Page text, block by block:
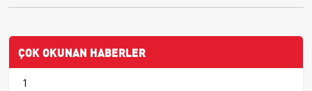
ÇOK OKUNAN HABERLER
1